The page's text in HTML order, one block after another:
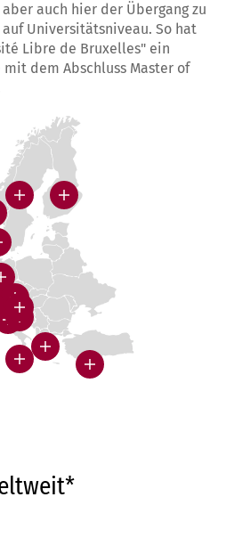
auch hier der Übergang zu
Universitätsniveau. So hat
Libre de Bruxelles" ein
dem Abschluss Master of